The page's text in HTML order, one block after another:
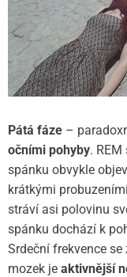
Pátá fáze –
očními pohyby.
spánku obvykle
krátkými
stráví asi polovinu
spánku dochází k
Srdeční frekvence
mozek je aktivnější